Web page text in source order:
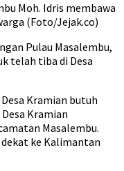
Moh. Idris membawa
(Foto/Jejak.co)
Pulau Masalembu,
telah tiba di Desa
Kramian butuh
Kramian
Masalembu.
ke Kalimantan